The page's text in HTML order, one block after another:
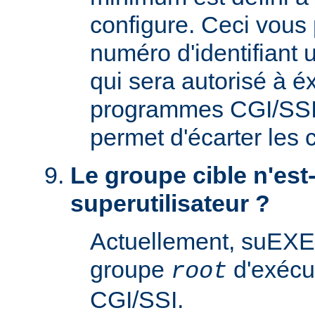
configure. Ceci
numéro d'identifiant
qui sera autorisé à
programmes CGI/
permet d'écarter les
Le groupe cible
superutilisateur ?
Actuellement,
groupe root
CGI/SSI.